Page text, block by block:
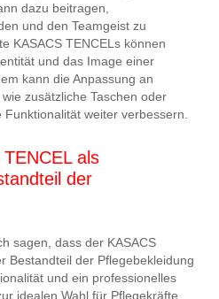
dazu beitragen,
und den Teamgeist zu
KASACS TENCELs können
und das Image einer
kann die Anpassung an
zusätzliche Taschen oder
weiter verbessern.
als
der
sagen, dass der KASACS
Bestandteil der Pflegebekleidung
und ein professionelles
idealen Wahl für Pflegekräfte